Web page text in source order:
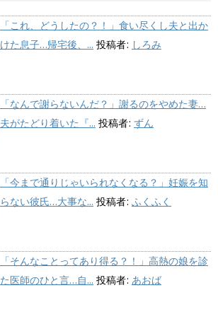
「これ、どうしたの？！」食い尽くし夫と出か
けた息子…帰宅後、... 投稿者: しろみ
「なんで謝らないんだ？」謝るのをやめた妻…
夫がたどり着いた『... 投稿者: ずん
「今まで通りじゃいられなくなる？」妊娠を知
らない彼氏…大事な... 投稿者: ふくふく
「そんなことってあり得る？！」高熱の娘を診
た医師のひと言…自... 投稿者: あおば